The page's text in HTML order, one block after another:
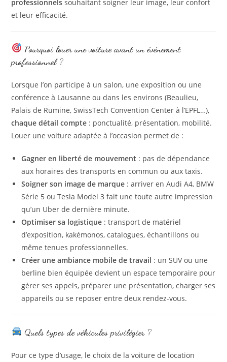
professionnels souhaitant soigner leur image, leur confort
et leur efficacité.
Pourquoi louer une voiture avant un événement
professionnel ?
Lorsque l’on participe à un salon, une exposition ou une
conférence à Lausanne ou dans les environs (Beaulieu,
Palais de Rumine, SwissTech Convention Center à l’EPFL…),
chaque détail compte : ponctualité, présentation, mobilité.
Louer une voiture adaptée à l’occasion permet de :
Gagner en liberté de mouvement : pas de dépendance
aux horaires des transports en commun ou aux taxis.
Soigner son image de marque : arriver en Audi A4, BMW
Série 5 ou Tesla Model 3 fait une toute autre impression
qu’un Uber de dernière minute.
Optimiser sa logistique : transport de matériel
d’exposition, kakémonos, catalogues, échantillons ou
même tenues professionnelles.
Créer une ambiance mobile de travail : un SUV ou une
berline bien équipée devient un espace temporaire pour
gérer ses appels, préparer une présentation, charger ses
appareils ou se reposer entre deux rendez-vous.
Quels types de véhicules privilégier ?
Pour ce type d’usage, le choix de la voiture de location